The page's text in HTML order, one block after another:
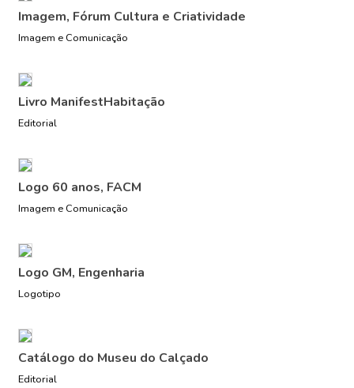
Imagem, Fórum Cultura e Criatividade
Imagem e Comunicação
Livro ManifestHabitação
Editorial
Logo 60 anos, FACM
Imagem e Comunicação
Logo GM, Engenharia
Logotipo
Catálogo do Museu do Calçado
Editorial